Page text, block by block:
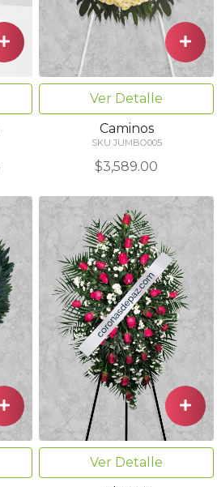
Ver Detalle
Caminos
SKU JUMBO005
$3,589.00
Ver Detalle